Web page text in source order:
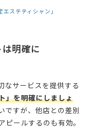
ステティシャン」
明確に
なサービスを提供する
」を明確にしましょ
ですが、他店との差別
ールするのも有効。